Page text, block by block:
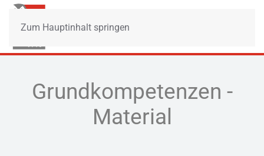
Zum Hauptinhalt springen
Grundkompetenzen -
Material